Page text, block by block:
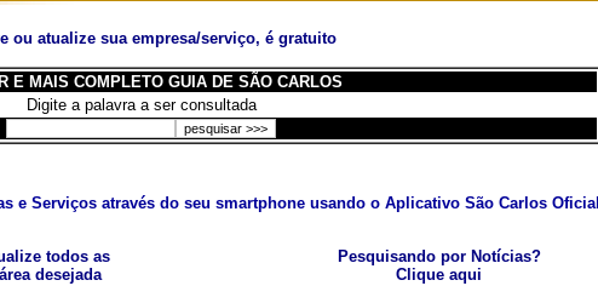
ou atualize sua empresa/serviço, é gratuito
E MAIS COMPLETO GUIA DE SÃO CARLOS
Digite a palavra a ser consultada
e Serviços através do seu smartphone usando o Aplicativo São Carlos Oficial
todos as
desejada
Pesquisando por Notícias?
Clique aqui